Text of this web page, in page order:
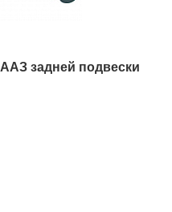
задней подвески